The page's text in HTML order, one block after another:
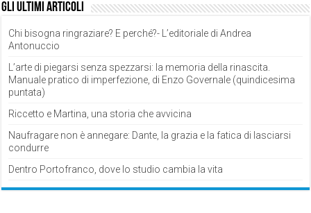
Gli ultimi articoli
Chi bisogna ringraziare? E perché?- L’editoriale di Andrea
Antonuccio
L’arte di piegarsi senza spezzarsi: la memoria della rinascita.
Manuale pratico di imperfezione, di Enzo Governale (quindicesima
puntata)
Riccetto e Martina, una storia che avvicina
Naufragare non è annegare: Dante, la grazia e la fatica di lasciarsi
condurre
Dentro Portofranco, dove lo studio cambia la vita